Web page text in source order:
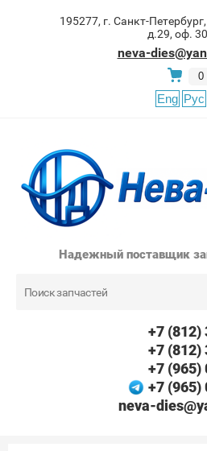
195277, г. Санкт-
д.29, оф.
neva-
0
Eng Рус
Надежный поставщик
+7 (812)
+7 (812)
+7 (965)
+7 (965)
neva-